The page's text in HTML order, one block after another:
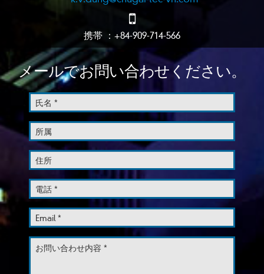
携帯 ：+84-909-714-566
メールでお問い合わせください。